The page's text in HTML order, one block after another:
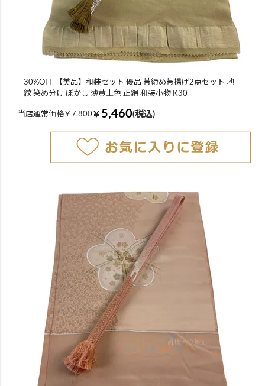
30%OFF 【美品】和装セット 優品 帯締め帯揚げ2点セット 地
紋 染め分け ぼかし 薄黄土色 正絹 和装小物 K30
当店通常価格￥7,800￥ 5,460(税込)